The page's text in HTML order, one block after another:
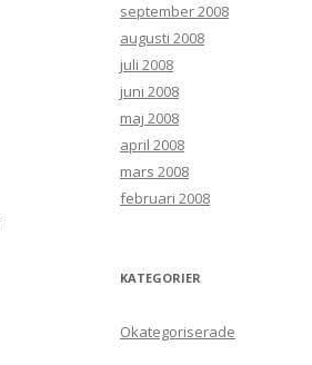
september 2008
augusti 2008
juli 2008
juni 2008
maj 2008
april 2008
mars 2008
februari 2008
KATEGORIER
Okategoriserade